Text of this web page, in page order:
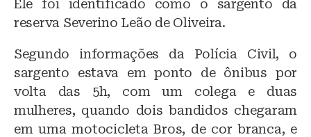
y
o
o
k
p
p
Ele foi identificado como o sargento da
reserva Severino Leão de Oliveira.
Segundo informações da Polícia Civil, o
sargento estava em ponto de ônibus por
volta das 5h, com um colega e duas
mulheres, quando dois bandidos chegaram
em uma motocicleta Bros, de cor branca, e